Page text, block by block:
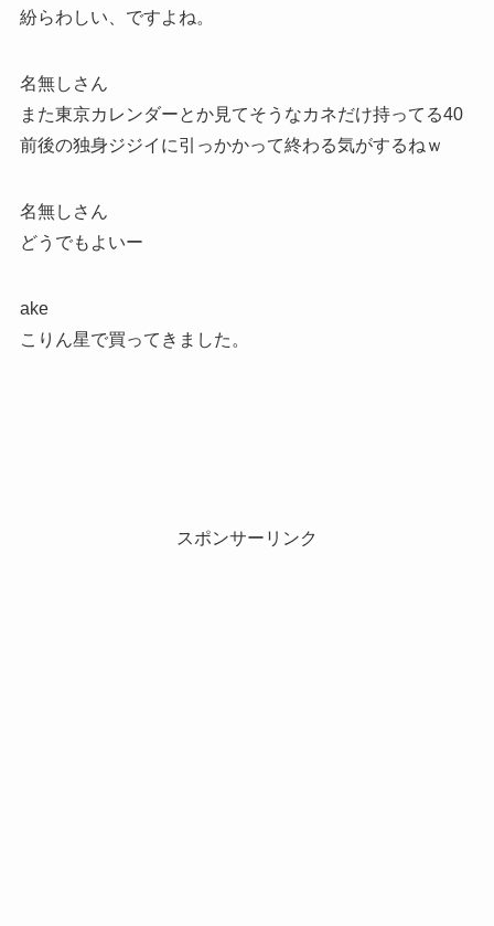
紛らわしい、ですよね。
名無しさん
また東京カレンダーとか見てそうなカネだけ持ってる40
前後の独身ジジイに引っかかって終わる気がするねｗ
名無しさん
どうでもよいー
ake
こりん星で買ってきました。
スポンサーリンク